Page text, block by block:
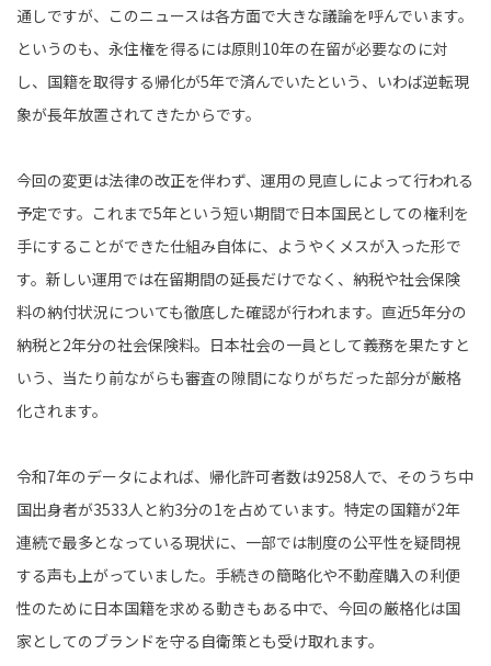
通しですが、このニュースは各方面で大きな議論を呼んでいます。
というのも、永住権を得るには原則10年の在留が必要なのに対
し、国籍を取得する帰化が5年で済んでいたという、いわば逆転現
象が長年放置されてきたからです。
今回の変更は法律の改正を伴わず、運用の見直しによって行われる
予定です。これまで5年という短い期間で日本国民としての権利を
手にすることができた仕組み自体に、ようやくメスが入った形で
す。新しい運用では在留期間の延長だけでなく、納税や社会保険
料の納付状況についても徹底した確認が行われます。直近5年分の
納税と2年分の社会保険料。日本社会の一員として義務を果たすと
いう、当たり前ながらも審査の隙間になりがちだった部分が厳格
化されます。
令和7年のデータによれば、帰化許可者数は9258人で、そのうち中
国出身者が3533人と約3分の1を占めています。特定の国籍が2年
連続で最多となっている現状に、一部では制度の公平性を疑問視
する声も上がっていました。手続きの簡略化や不動産購入の利便
性のために日本国籍を求める動きもある中で、今回の厳格化は国
家としてのブランドを守る自衛策とも受け取れます。